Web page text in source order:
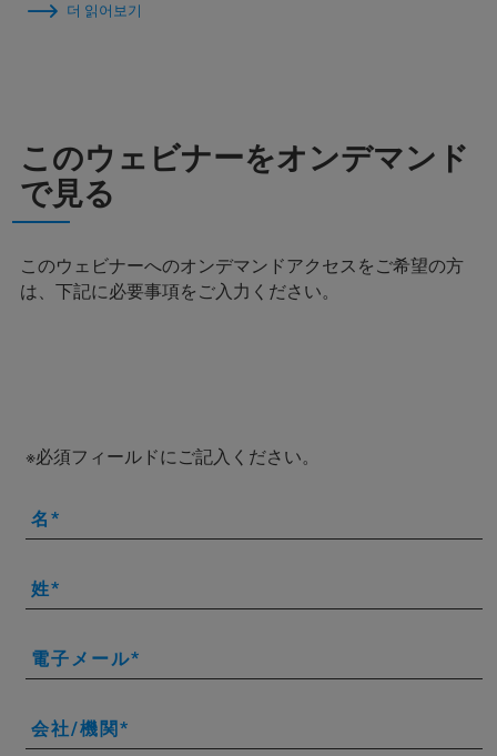
더 읽어보기
このウェビナーをオンデマンド
で見る
このウェビナーへのオンデマンドアクセスをご希望の方
は、下記に必要事項をご入力ください。
※必須フィールドにご記入ください。
名
姓
電子メール
会社/機関